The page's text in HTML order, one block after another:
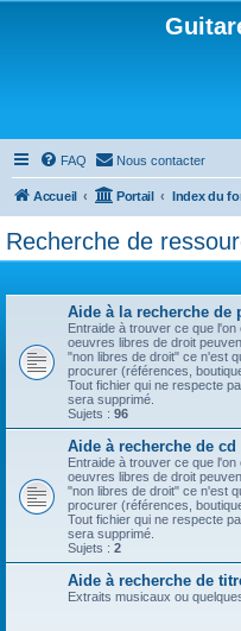
FAQ Nous contacter
Accueil Portail Index du
Recherche de
Aide à la recherche de
Entraide à trouver ce que
oeuvres libres de droit
"non libres de droit" ce n'est
procurer (références,
Tout fichier qui ne respecte
sera supprimé.
Sujets : 96
Aide à recherche de cd
Entraide à trouver ce que
oeuvres libres de droit
"non libres de droit" ce n'est
procurer (références,
Tout fichier qui ne respecte
sera supprimé.
Sujets : 2
Aide à recherche de
Extraits musicaux ou